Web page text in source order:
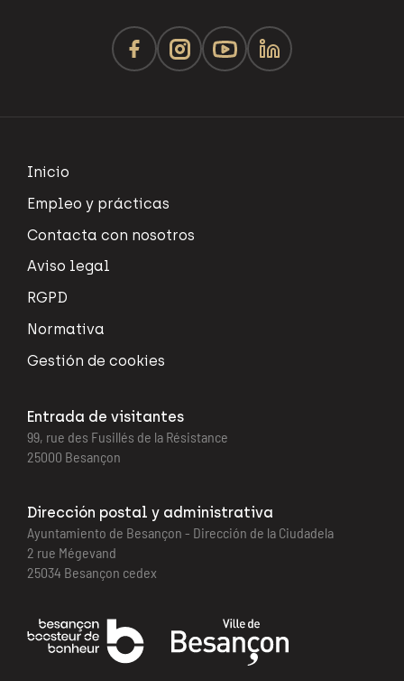
Inicio
Empleo y prácticas
Contacta con nosotros
Aviso legal
RGPD
Normativa
Gestión de cookies
Entrada de visitantes
99, rue des Fusillés de la Résistance
25000 Besançon
Dirección postal y administrativa
Ayuntamiento de Besançon - Dirección de la Ciudadela
2 rue Mégevand
25034 Besançon cedex